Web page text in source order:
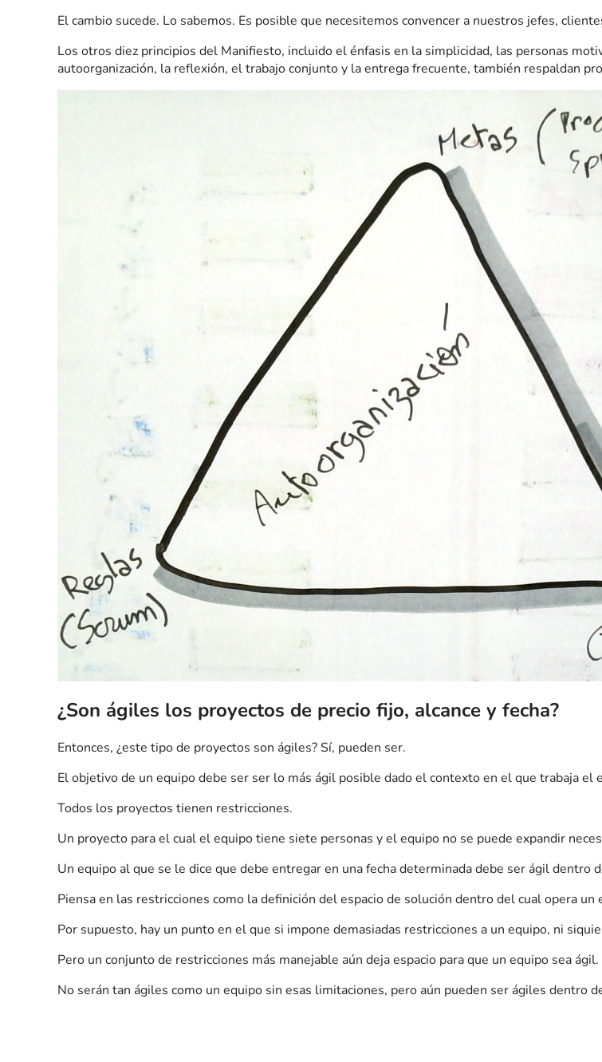
El cambio sucede. Lo sabemos. Es posible que necesitemos convencer a nuestros jefes,
Los otros diez principios del Manifiesto, incluido el énfasis en la simplicidad, las personas
autoorganización, la reflexión, el trabajo conjunto y la entrega frecuente, también respaldan
¿Son ágiles los proyectos de precio fijo, alcance y fecha?
Entonces, ¿este tipo de proyectos son ágiles? Sí, pueden ser.
El objetivo de un equipo debe ser ser lo más ágil posible dado el contexto en el que trabaja el
Todos los proyectos tienen restricciones.
Un proyecto para el cual el equipo tiene siete personas y el equipo no se puede expandir
Un equipo al que se le dice que debe entregar en una fecha determinada debe ser ágil dentro
Piensa en las restricciones como la definición del espacio de solución dentro del cual opera un
Por supuesto, hay un punto en el que si impone demasiadas restricciones a un equipo, ni
Pero un conjunto de restricciones más manejable aún deja espacio para que un equipo sea ágil.
No serán tan ágiles como un equipo sin esas limitaciones, pero aún pueden ser ágiles dentro